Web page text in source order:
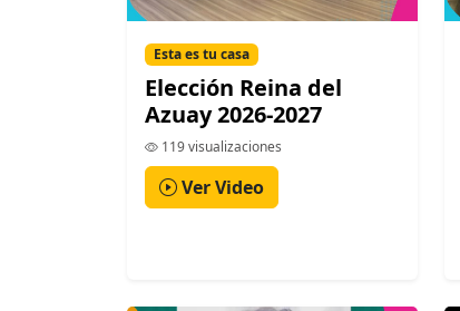
Esta es tu casa
Elección Reina del
Azuay 2026-2027
119 visualizaciones
Ver Video